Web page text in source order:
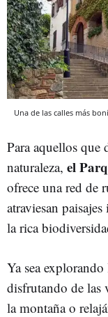
Una de las calles más
Para aquellos que
naturaleza, el
ofrece una red de
atraviesan
la rica
Ya sea
disfrutando de las
la montaña o